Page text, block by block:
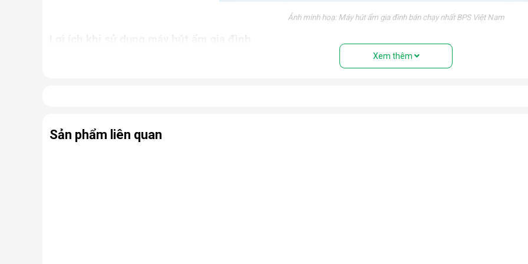
Ảnh minh hoạ: Máy hút ẩm gia đình bán chạy nhất BPS Việt Nam
Giữ cho nhà cửa luôn khô thoáng, tránh khỏi tình trạng trơn trượt trong những ngày nồm ẩm.
Ngăn chặn tình trạng nấm mốc, hạn chế sự phát triển của vi khuẩn trong môi trường độ ẩm cao. Bảo vệ sức
Xem thêm
Sản phẩm liên quan